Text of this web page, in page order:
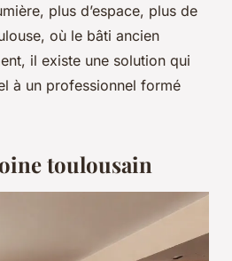
plus d’espace, plus de
où le bâti ancien
il existe une solution qui
à un professionnel formé
toulousain